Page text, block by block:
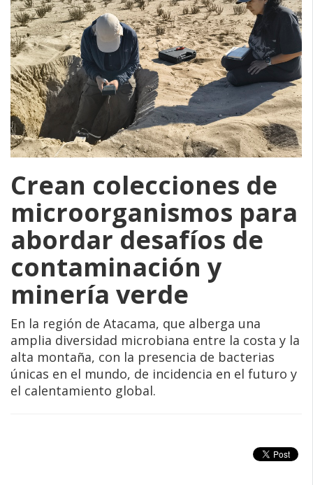
Crean colecciones de
microorganismos para
abordar desafíos de
contaminación y
minería verde
En la región de Atacama, que alberga una
amplia diversidad microbiana entre la costa y la
alta montaña, con la presencia de bacterias
únicas en el mundo, de incidencia en el futuro y
el calentamiento global.